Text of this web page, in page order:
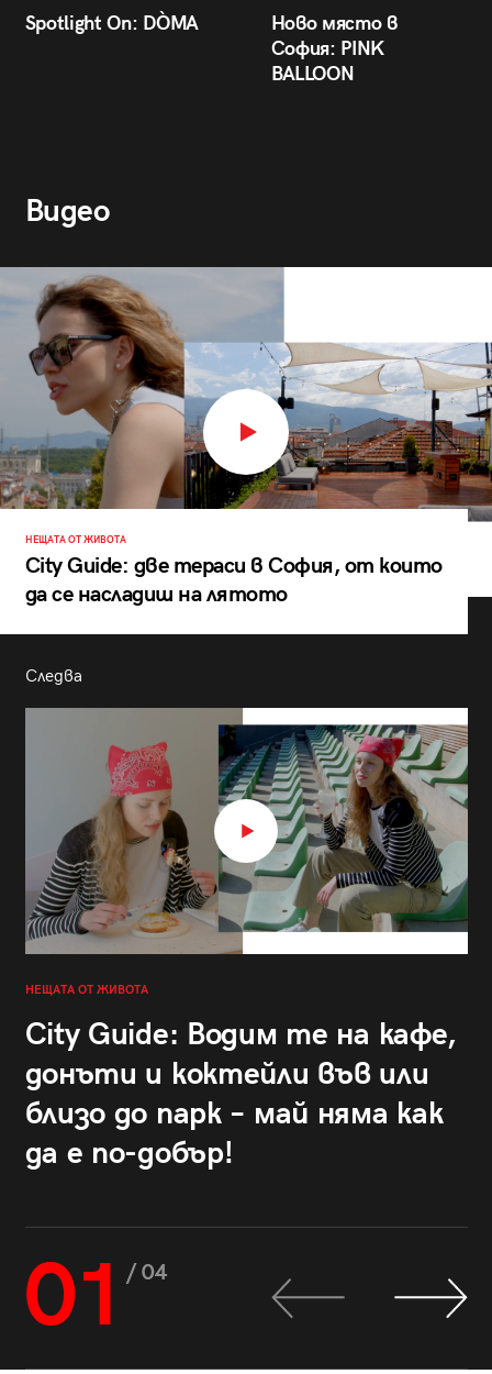
Spotlight On: DÒMA
Ново място в
София: PINK
BALLOON
Видео
НЕЩАТА ОТ ЖИВОТА
City Guide: две тераси в София, от които
да се насладиш на лятото
Следва
НЕЩАТА ОТ ЖИВОТА
City Guide: Водим те на кафе,
донъти и коктейли във или
близо до парк – май няма как
да е по-добър!
01 / 04